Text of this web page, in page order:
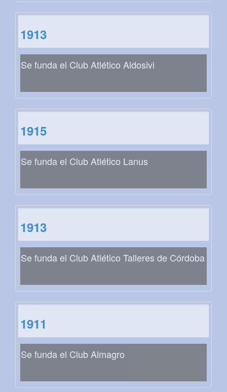
1913
Se funda el Club Atlético Aldosivi
1915
Se funda el Club Atlético Lanus
1913
Se funda el Club Atlético Talleres de Córdoba
1911
Se funda el Club Almagro